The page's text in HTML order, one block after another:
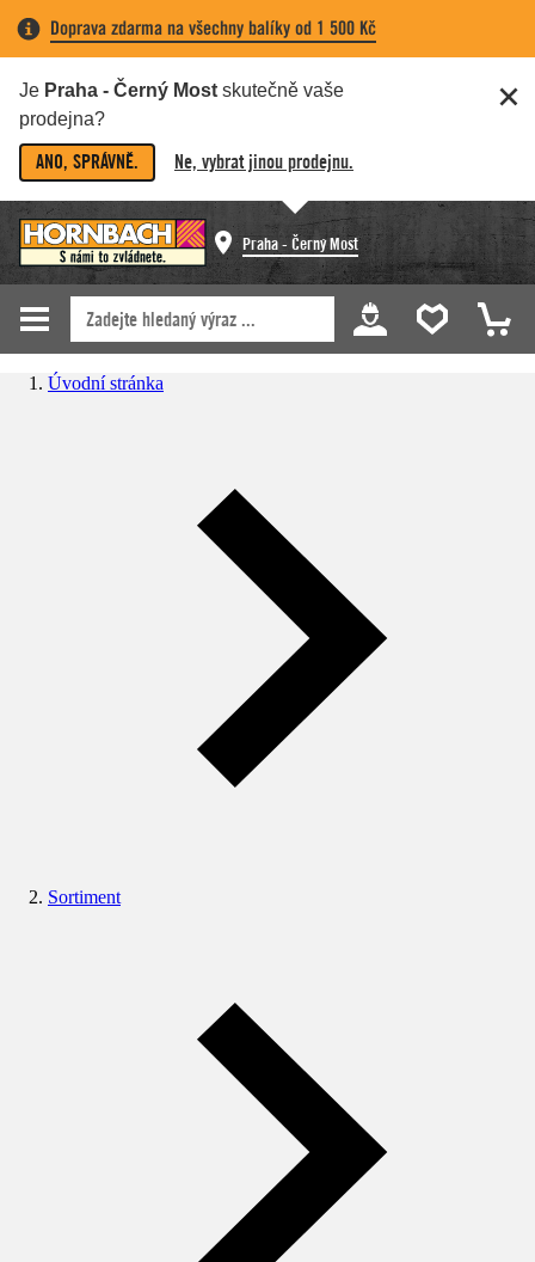
Doprava zdarma na všechny balíky od 1 500 Kč
Je Praha - Černý Most skutečně vaše
prodejna?
ANO, SPRÁVNĚ. Ne, vybrat jinou prodejnu.
Praha - Černý Most
Úvodní stránka
Sortiment